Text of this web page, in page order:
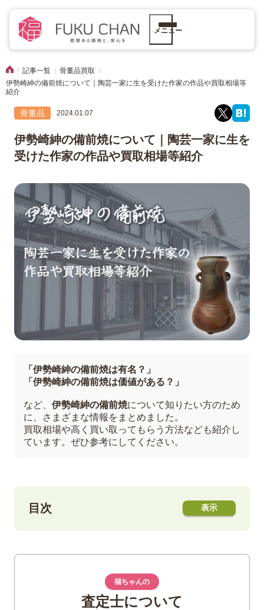
メニュー
記事一覧
骨董品買取
伊勢崎紳の備前焼について｜陶芸一家に生を受けた作家の作品や買取相場等
紹介
骨董品 2024.01.07
伊勢崎紳の備前焼について｜陶芸一家に生を
受けた作家の作品や買取相場等紹介
「伊勢崎紳の備前焼は有名？」
「伊勢崎紳の備前焼は価値がある？」
など、 伊勢崎紳の備前焼について知りたい方のため
に、さまざまな情報をまとめました。
買取相場や高く買い取ってもらう方法なども紹介し
ています。ぜひ参考にしてください。
目次
陶芸一家「伊勢崎」
手がける備前焼の特徴
福ちゃんの
査定士について